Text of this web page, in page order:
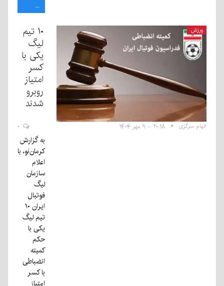
...
ورزش
۱۰ تیم
لیگ
یکی با
کسر
امتیاز
روبرو
شدند
الهام سرگزی ۲۰:۱۸ - ۹ مهر ۱۴۰۴
به گزارش
کرمان‌نو، با
اعلام
سازمان
لیگ
فوتبال
ایران ۱۰
تیم لیگ
یکی با
حکم
کمیته
انضباطی
با کسر
امتیاز